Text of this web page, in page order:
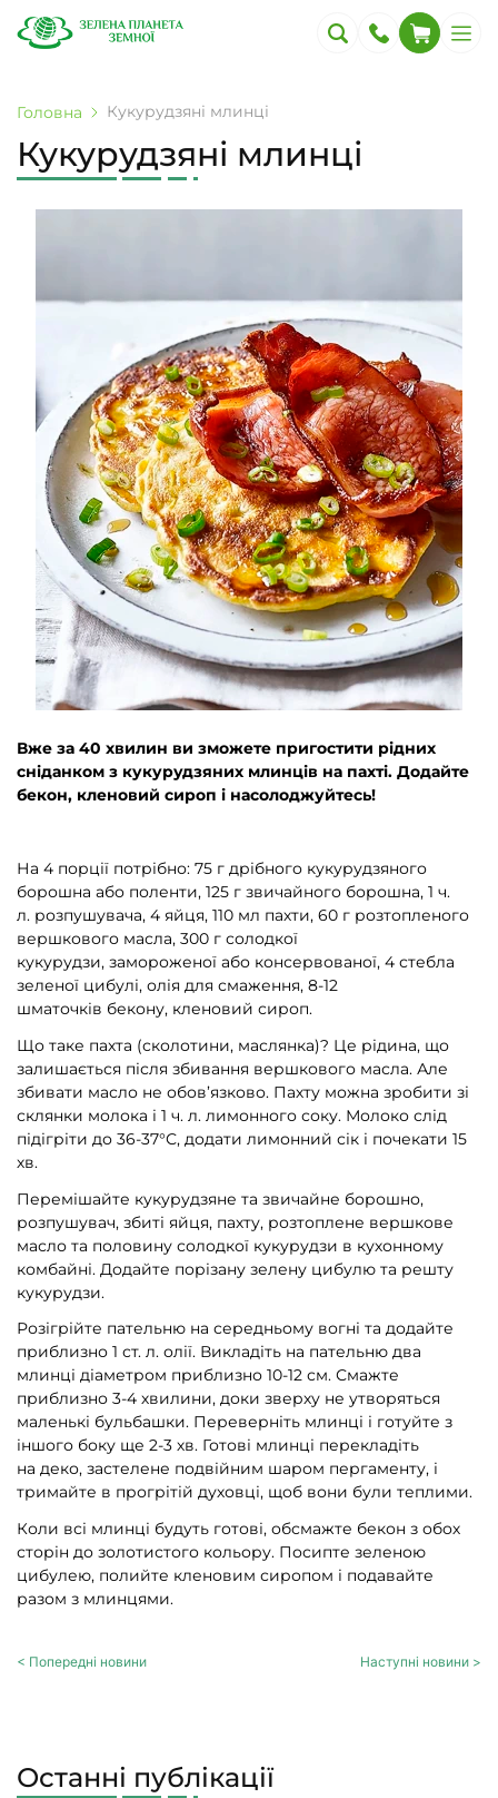
Головна Кукурудзяні млинці
Кукурудзяні млинці
Вже за 40 хвилин ви зможете пригостити рідних
сніданком з кукурудзяних млинців на пахті. Додайте
бекон, кленовий сироп і насолоджуйтесь!
На 4 порції потрібно: 75 г дрібного кукурудзяного
борошна або поленти, 125 г звичайного борошна, 1 ч.
л. розпушувача, 4 яйця, 110 мл пахти, 60 г розтопленого
вершкового масла, 300 г солодкої
кукурудзи, замороженої або консервованої, 4 стебла
зеленої цибулі, олія для смаження, 8-12
шматочків бекону, кленовий сироп.
Що таке пахта (сколотини, маслянка)? Це рідина, що
залишається після збивання вершкового масла. Але
збивати масло не обов’язково. Пахту можна зробити зі
склянки молока і 1 ч. л. лимонного соку. Молоко слід
підігріти до 36-37°С, додати лимонний сік і почекати 15
хв.
Перемішайте кукурудзяне та звичайне борошно,
розпушувач, збиті яйця, пахту, розтоплене вершкове
масло та половину солодкої кукурудзи в кухонному
комбайні. Додайте порізану зелену цибулю та решту
кукурудзи.
Розігрійте пательню на середньому вогні та додайте
приблизно 1 ст. л. олії. Викладіть на пательню два
млинці діаметром приблизно 10-12 см. Смажте
приблизно 3-4 хвилини, доки зверху не утворяться
маленькі бульбашки. Переверніть млинці і готуйте з
іншого боку ще 2-3 хв. Готові млинці перекладіть
на деко, застелене подвійним шаром пергаменту, і
тримайте в прогрітій духовці, щоб вони були теплими.
Коли всі млинці будуть готові, обсмажте бекон з обох
сторін до золотистого кольору. Посипте зеленою
цибулею, полийте кленовим сиропом і подавайте
разом з млинцями.
< Попередні новини Наступні новини >
Останні публікації